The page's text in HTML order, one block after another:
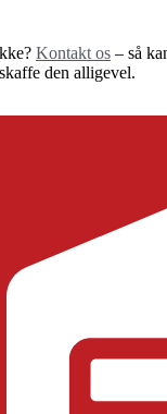
Kontakt os – så
skaffe den alligevel.